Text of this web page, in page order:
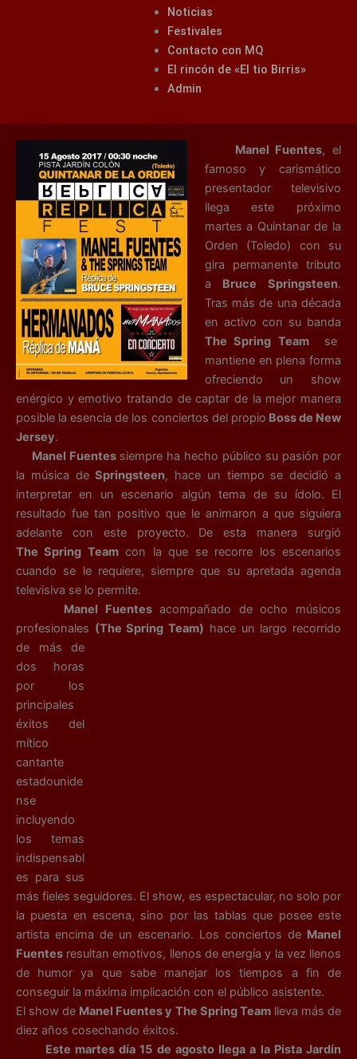
Noticias
Festivales
Contacto con MQ
El rincón de «El tio Birris»
Admin
Manel Fuentes, el
famoso y carismático
presentador televisivo
llega este próximo
martes a Quintanar de la
Orden (Toledo) con su
gira permanente tributo
a Bruce Springsteen.
Tras más de una década
en activo con su banda
The Spring Teamse
mantiene en plena forma
ofreciendo un show
enérgico y emotivo tratando de captar de la mejor manera
posible la esencia de los conciertos del propio Boss de New
Jersey.
Manel Fuentessiempre ha hecho público su pasión por
la música deSpringsteen, hace un tiempo se decidió a
interpretar en un escenario algún tema de su ídolo. El
resultado fue tan positivo que le animaron a que siguiera
adelante con este proyecto. De esta manera surgió
The Spring Teamcon la que se recorre los escenarios
cuando se le requiere, siempre que su apretada agenda
televisiva se lo permite.
Manel Fuentesacompañado de ocho músicos
profesionales (The Spring Team) hace un largo recorrido
de más de
dos horas
por los
principales
éxitos del
mítico
cantante
estadounide
nse
incluyendo
los temas
indispensabl
es para sus
más fieles seguidores. El show, es espectacular, no solo por
la puesta en escena, sino por las tablas que posee este
artista encima de un escenario. Los conciertos de Manel
Fuentes resultan emotivos, llenos de energía y la vez llenos
de humor ya que sabe manejar los tiempos a fin de
conseguir la máxima implicación con el público asistente.
El show de Manel Fuentes y The Spring Teamlleva más de
diez años cosechando éxitos.
Este martes día 15 de agosto llega a la Pista Jardín